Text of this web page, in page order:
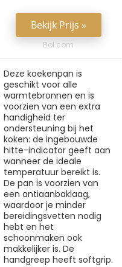
Bekijk Prijs »
Bol.com
Deze koekenpan is
geschikt voor alle
warmtebronnen en is
voorzien van een extra
handigheid ter
ondersteuning bij het
koken: de ingebouwde
hitte-indicator geeft aan
wanneer de ideale
temperatuur bereikt is.
De pan is voorzien van
een antiaanbaklaag,
waardoor je minder
bereidingsvetten nodig
hebt en het
schoonmaken ook
makkelijker is. De
handgreep heeft softgrip.